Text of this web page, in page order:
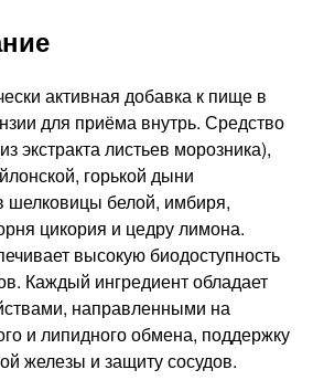
активная добавка к пище в
для приёма внутрь. Средство
экстракта листьев морозника),
горькой дыни
шелковицы белой, имбиря,
цикория и цедру лимона.
высокую биодоступность
Каждый ингредиент обладает
направленными на
и липидного обмена, поддержку
железы и защиту сосудов.